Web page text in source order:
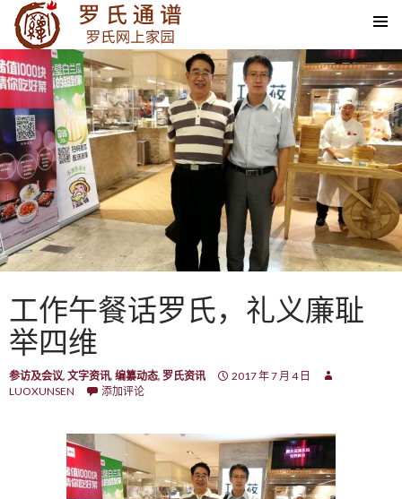
SKIP TO CONTENT
工作午餐话罗氏，礼义廉耻
举四维
参访及会议, 文字资讯, 编纂动态, 罗氏资讯
2017 年 7 月 4 日
LUOXUNSEN
添加评论